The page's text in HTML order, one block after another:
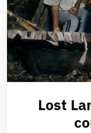
Lost